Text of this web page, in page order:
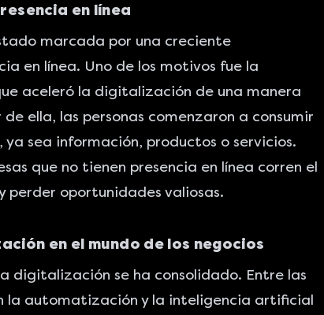
en línea
marcada por una creciente
en línea. Uno de los motivos fue la
aceleró la digitalización de una manera
ella, las personas comenzaron a consumir
sea información, productos o servicios.
que no tienen presencia en línea corren el
perder oportunidades valiosas.
en el mundo de los negocios
digitalización se ha consolidado. Entre las
la automatización y la inteligencia artificial